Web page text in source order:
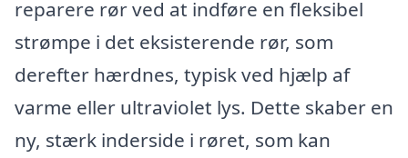
reparere rør ved at indføre en fleksibel
strømpe i det eksisterende rør, som
derefter hærdnes, typisk ved hjælp af
varme eller ultraviolet lys. Dette skaber en
ny, stærk inderside i røret, som kan